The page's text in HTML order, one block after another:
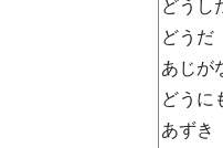
どうし
どうだ
あじが
どうに
あずき